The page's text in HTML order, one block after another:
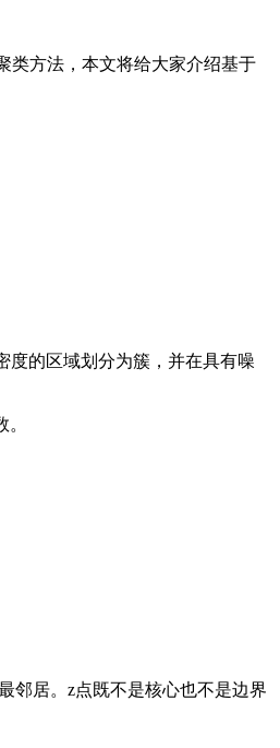
类方法，本文将给大家介绍基于
度的区域划分为簇，并在具有噪
邻居。z点既不是核心也不是边界